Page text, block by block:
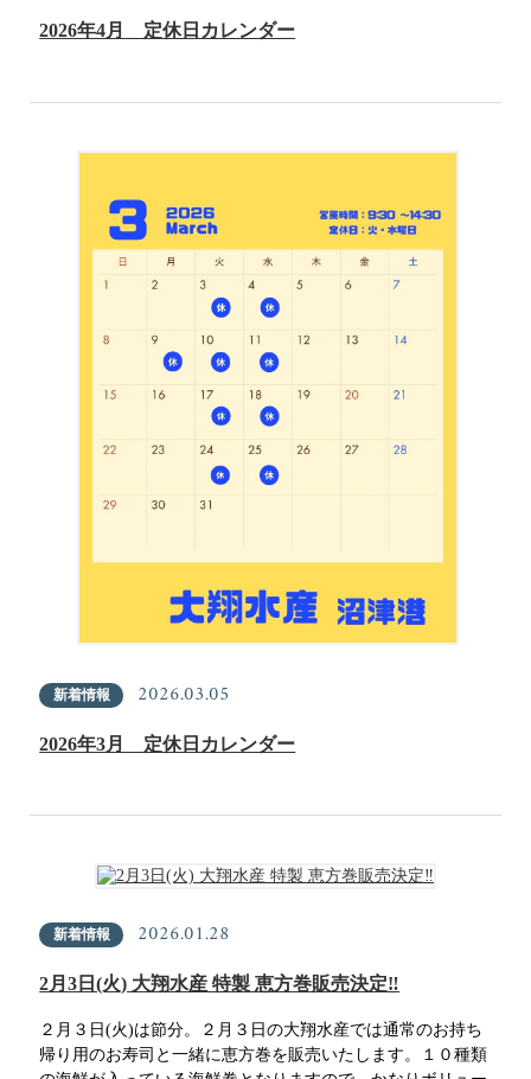
2026年4月 定休日カレンダー
新着情報 2026.03.05
2026年3月 定休日カレンダー
新着情報 2026.01.28
2月3日(火) 大翔水産 特製 恵方巻販売決定‼
２月３日(火)は節分。２月３日の大翔水産では通常のお持ち
帰り用のお寿司と一緒に恵方巻を販売いたします。１０種類